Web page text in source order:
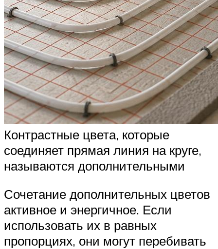
Контрастные цвета, которые
соединяет прямая линия на круге,
называются дополнительными
Сочетание дополнительных цветов
активное и энергичное. Если
использовать их в равных
пропорциях, они могут перебивать